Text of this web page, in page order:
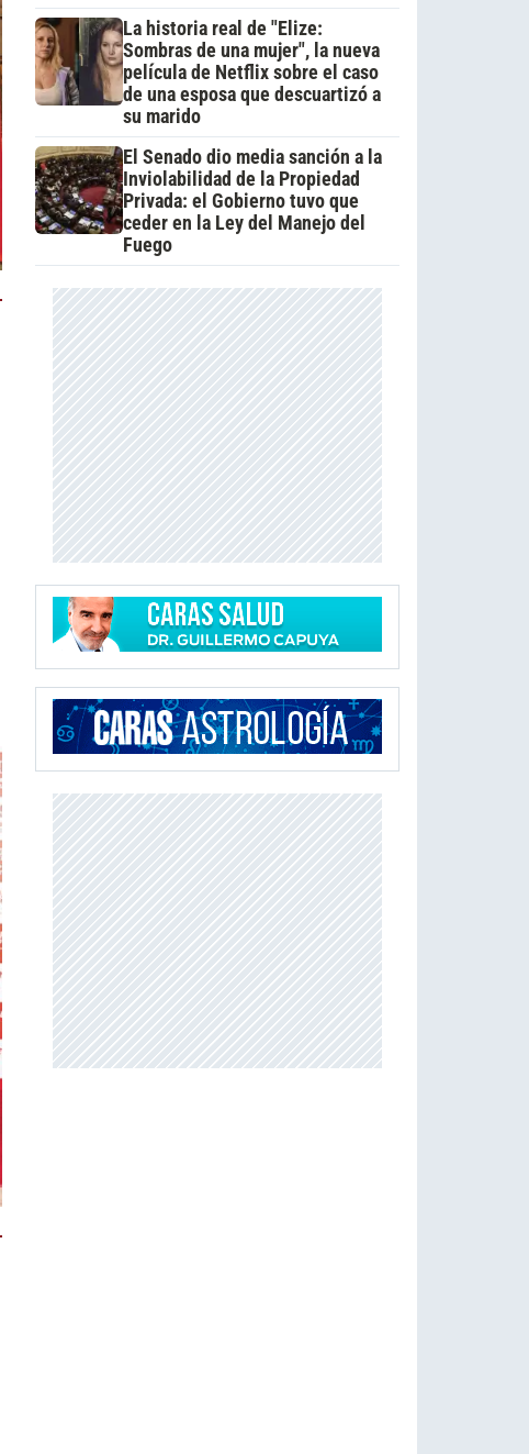
La historia real de "Elize:
Sombras de una mujer", la nueva
película de Netflix sobre el caso
de una esposa que descuartizó a
su marido
El Senado dio media sanción a la
Inviolabilidad de la Propiedad
Privada: el Gobierno tuvo que
ceder en la Ley del Manejo del
Fuego